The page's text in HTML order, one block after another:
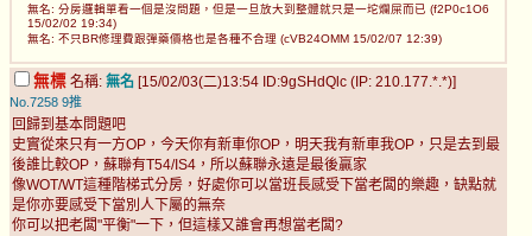
無名: 分房邏輯單看一個是沒問題，但是一旦放大到整體就只是一坨爛屎而已 (f2P0c1O6
15/02/02 19:34)
無名: 不只BR修理費跟彈藥價格也是各種不合理 (cVB24OMM 15/02/07 12:39)
無標 名稱: 無名 [15/02/03(二)13:54 ID:9gSHdQlc (IP: 210.177.*.*)]
No.7258 9推
回歸到基本問題吧
史實從來只有一方OP，今天你有新車你OP，明天我有新車我OP，只是去到最
後誰比較OP，蘇聯有T54/IS4，所以蘇聯永遠是最後贏家
像WOT/WT這種階梯式分房，好處你可以當班長感受下當老闆的樂趣，缺點就
是你亦要感受下當別人下屬的無奈
你可以把老闆"平衡"一下，但這樣又誰會再想當老闆?